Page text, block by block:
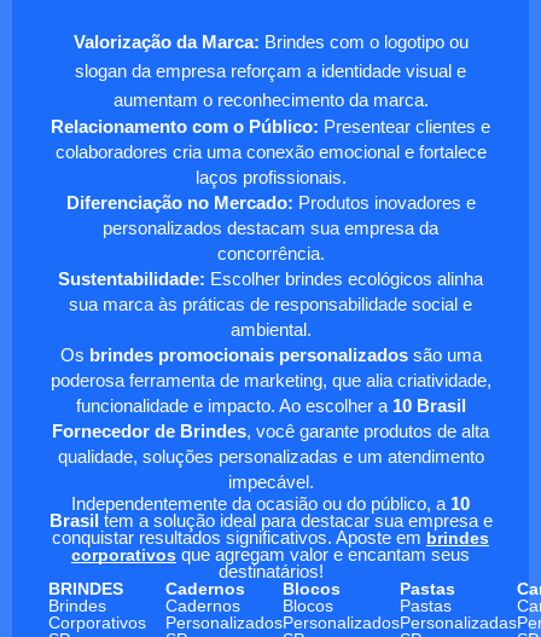
Valorização da Marca: Brindes com o logotipo ou
slogan da empresa reforçam a identidade visual e
aumentam o reconhecimento da marca.
Relacionamento com o Público: Presentear clientes e
colaboradores cria uma conexão emocional e fortalece
laços profissionais.
Diferenciação no Mercado: Produtos inovadores e
personalizados destacam sua empresa da
concorrência.
Sustentabilidade: Escolher brindes ecológicos alinha
sua marca às práticas de responsabilidade social e
ambiental.
Os brindes promocionais personalizadossão uma
poderosa ferramenta de marketing, que alia criatividade,
funcionalidade e impacto. Ao escolher a 10 Brasil
Fornecedor de Brindes, você garante produtos de alta
qualidade, soluções personalizadas e um atendimento
impecável.
Independentemente da ocasião ou do público, a 10
Brasil tem a solução ideal para destacar sua empresa e
conquistar resultados significativos. Aposte em brindes
corporativos que agregam valor e encantam seus
destinatários!
BRINDES
Cadernos Blocos Pastas
Brindes
Corporativos
Cadernos
Personalizados
Blocos
Personalizados
Pastas
Personalizadas